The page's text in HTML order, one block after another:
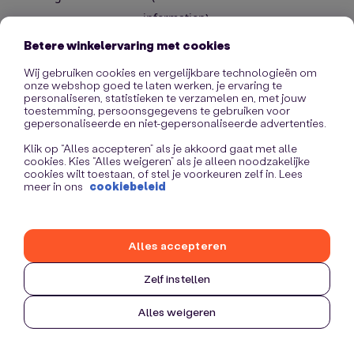
information).
Betere winkelervaring met cookies
Wij gebruiken cookies en vergelijkbare technologieën om
onze webshop goed te laten werken, je ervaring te
personaliseren, statistieken te verzamelen en, met jouw
toestemming, persoonsgegevens te gebruiken voor
gepersonaliseerde en niet-gepersonaliseerde advertenties.
Klik op “Alles accepteren” als je akkoord gaat met alle
cookies. Kies “Alles weigeren” als je alleen noodzakelijke
cookies wilt toestaan, of stel je voorkeuren zelf in. Lees
meer in ons cookiebeleid
Zelf instellen
Alles weigeren
Alles accepteren